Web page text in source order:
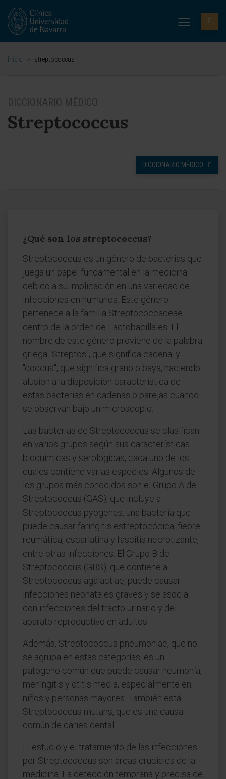
Inicio > streptococcus
DICCIONARIO MÉDICO
Streptococcus
DICCIONARIO MÉDICO
¿Qué son los streptococcus?
Streptococcus es un género de bacterias que
juega un papel fundamental en la medicina
debido a su implicación en una variedad de
infecciones en humanos. Este género
pertenece a la familia Streptococcaceae
dentro de la orden de Lactobacillales. El
nombre de este género proviene de la palabra
griega "Streptos", que significa cadena, y
"coccus", que significa grano o baya, haciendo
alusión a la disposición característica de
estas bacterias en cadenas o parejas cuando
se observan bajo un microscopio.
Las bacterias de Streptococcus se clasifican
en varios grupos según sus características
bioquímicas y serológicas, cada uno de los
cuales contiene varias especies. Algunos de
los grupos más conocidos son el Grupo A de
Streptococcus (GAS), que incluye a
Streptococcus pyogenes, una bacteria que
puede causar faringitis estreptocócica, fiebre
reumática, escarlatina y fascitis necrotizante,
entre otras infecciones. El Grupo B de
Streptococcus (GBS), que contiene a
Streptococcus agalactiae, puede causar
infecciones neonatales graves y se asocia
con infecciones del tracto urinario y del
aparato reproductivo en adultos.
Además, Streptococcus pneumoniae, que no
se agrupa en estas categorías, es un
patógeno común que puede causar neumonía,
meningitis y otitis media, especialmente en
niños y personas mayores. También está
Streptococcus mutans, que es una causa
común de caries dental.
El estudio y el tratamiento de las infecciones
por Streptococcus son áreas cruciales de la
medicina. La detección temprana y precisa de